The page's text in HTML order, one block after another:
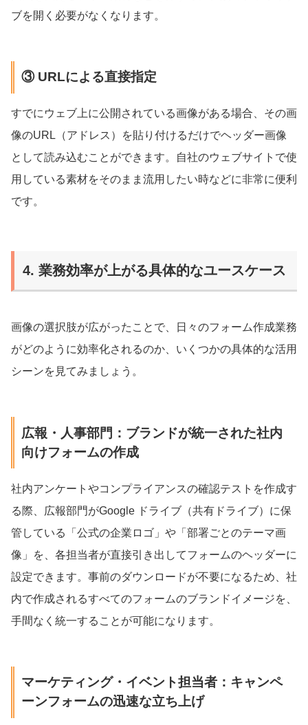
ブを開く必要がなくなります。
③ URLによる直接指定
すでにウェブ上に公開されている画像がある場合、その画
像のURL（アドレス）を貼り付けるだけでヘッダー画像
として読み込むことができます。自社のウェブサイトで使
用している素材をそのまま流用したい時などに非常に便利
です。
4. 業務効率が上がる具体的なユースケース
画像の選択肢が広がったことで、日々のフォーム作成業務
がどのように効率化されるのか、いくつかの具体的な活用
シーンを見てみましょう。
広報・人事部門：ブランドが統一された社内
向けフォームの作成
社内アンケートやコンプライアンスの確認テストを作成す
る際、広報部門がGoogle ドライブ（共有ドライブ）に保
管している「公式の企業ロゴ」や「部署ごとのテーマ画
像」を、各担当者が直接引き出してフォームのヘッダーに
設定できます。事前のダウンロードが不要になるため、社
内で作成されるすべてのフォームのブランドイメージを、
手間なく統一することが可能になります。
マーケティング・イベント担当者：キャンペ
ーンフォームの迅速な立ち上げ